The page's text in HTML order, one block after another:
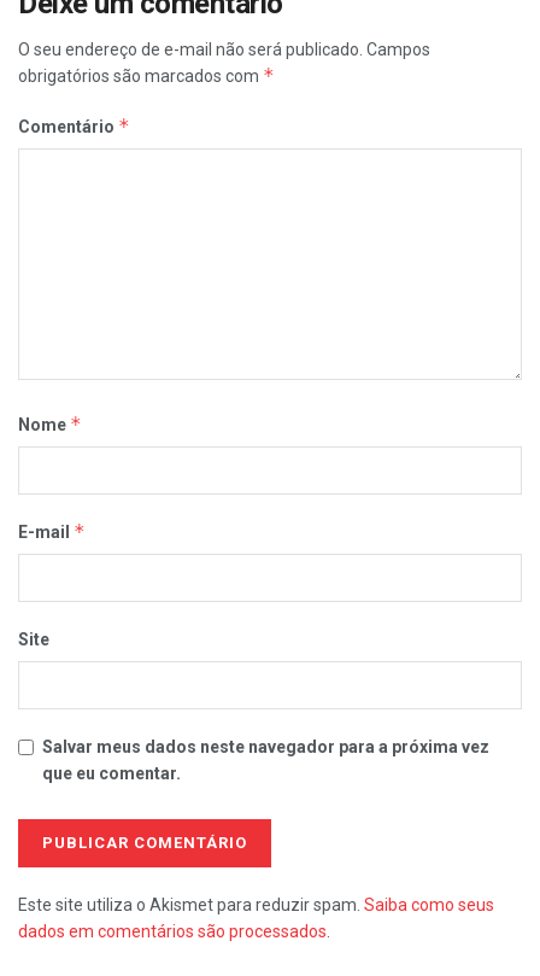
O seu endereço de e-mail não será publicado. Campos
obrigatórios são marcados com *
Comentário *
Nome *
E-mail *
Site
Salvar meus dados neste navegador para a próxima vez
que eu comentar.
Este site utiliza o Akismet para reduzir spam. Saiba como seus
dados em comentários são processados